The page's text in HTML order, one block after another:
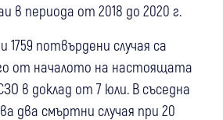
в периода от 2018 до 2020 г.
1759 потвърдени случая са
от началото на настоящата
в доклад от 7 юли. В съседна
два смъртни случая при 20